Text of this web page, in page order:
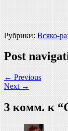
Рубрики: Всяко-
Post
← Previous
Next →
3 комм. к “